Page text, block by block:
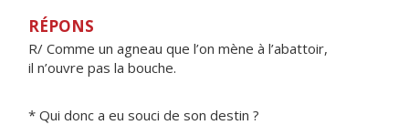
RÉPONS
R/ Comme un agneau que l’on mène à l’abattoir,
il n’ouvre pas la bouche.
* Qui donc a eu souci de son destin ?